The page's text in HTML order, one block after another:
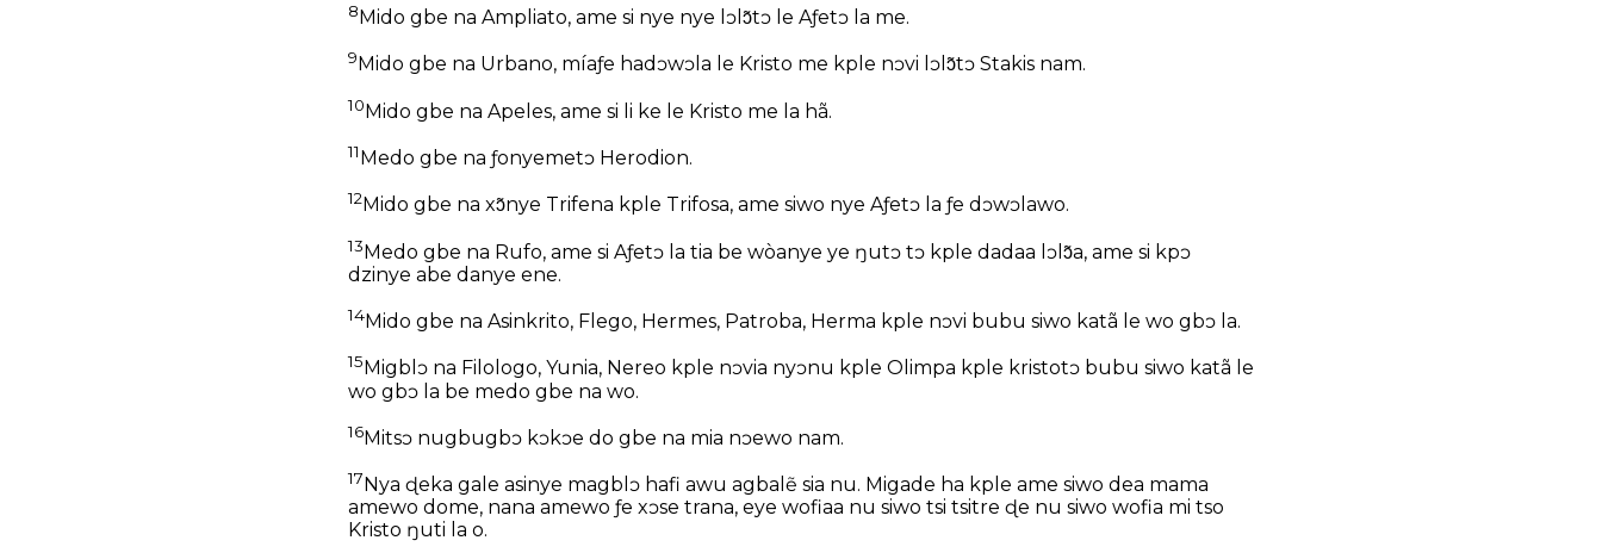
8 Mido gbe na Ampliato, ame si nye nye lɔlɔ̃tɔ le Aƒetɔ la me.
9 Mido gbe na Urbano, míaƒe hadɔwɔla le Kristo me kple nɔvi lɔlɔ̃tɔ Stakis nam.
10Mido gbe na Apeles, ame si li ke le Kristo me la hã.
11 Medo gbe na ƒonyemetɔ Herodion.
12Mido gbe na xɔ̃nye Trifena kple Trifosa, ame siwo nye Aƒetɔ la ƒe dɔwɔlawo.
13Medo gbe na Rufo, ame si Aƒetɔ la tia be wòanye ye ŋutɔ tɔ kple dadaa lɔlɔ̃a, ame si kpɔ
dzinye abe danye ene.
14Mido gbe na Asinkrito, Flego, Hermes, Patroba, Herma kple nɔvi bubu siwo katã le wo gbɔ la.
15 Migblɔ na Filologo, Yunia, Nereo kple nɔvia nyɔnu kple Olimpa kple kristotɔ bubu siwo katã le
wo gbɔ la be medo gbe na wo.
16Mitsɔ nugbugbɔ kɔkɔe do gbe na mia nɔewo nam.
17 Nya ɖeka gale asinye magblɔ hafi awu agbalẽ sia nu. Migade ha kple ame siwo dea mama
amewo dome, nana amewo ƒe xɔse trana, eye wofiaa nu siwo tsi tsitre ɖe nu siwo wofia mi tso
Kristo ŋuti la o.